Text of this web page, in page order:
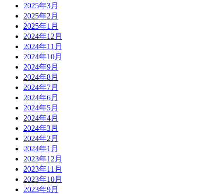
2025年3月
2025年2月
2025年1月
2024年12月
2024年11月
2024年10月
2024年9月
2024年8月
2024年7月
2024年6月
2024年5月
2024年4月
2024年3月
2024年2月
2024年1月
2023年12月
2023年11月
2023年10月
2023年9月